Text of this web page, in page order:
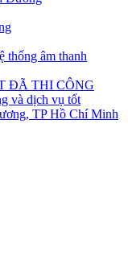
thống âm thanh
ĐÃ THI CÔNG
và dịch vụ tốt
TP Hồ Chí Minh